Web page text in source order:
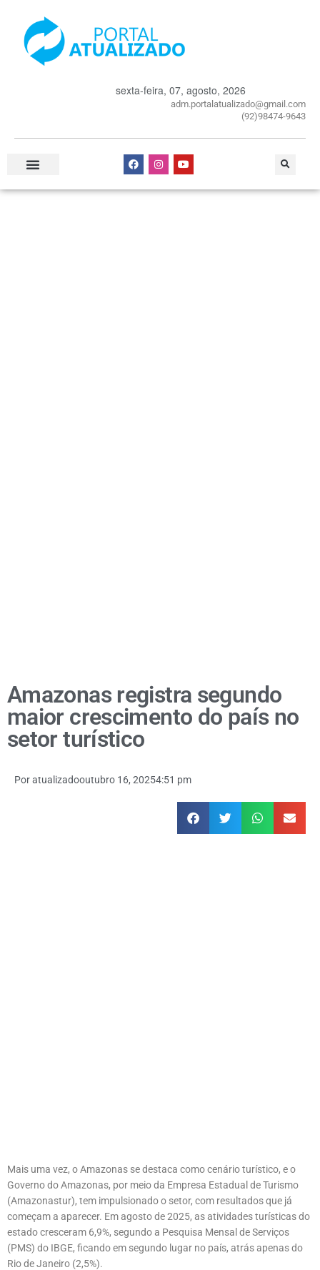
sexta-feira, 07, agosto, 2026
adm.portalatualizado@gmail.com
(92)98474-9643
Amazonas registra segundo
maior crescimento do país no
setor turístico
Poratualizadooutubro 16, 20254:51 pm
Mais uma vez, o Amazonas se destaca como cenário turístico, e o
Governo do Amazonas, por meio da Empresa Estadual de Turismo
(Amazonastur), tem impulsionado o setor, com resultados que já
começam a aparecer. Em agosto de 2025, as atividades turísticas do
estado cresceram 6,9%, segundo a Pesquisa Mensal de Serviços
(PMS) do IBGE, ficando em segundo lugar no país, atrás apenas do
Rio de Janeiro (2,5%).